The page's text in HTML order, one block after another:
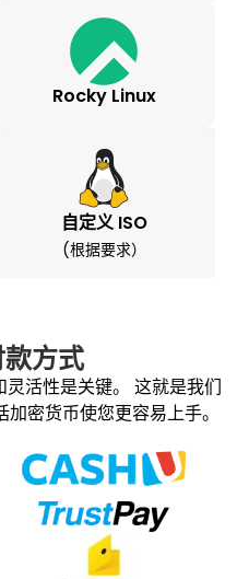
Rocky Linux
自定义 ISO
(根据要求）
方式
活性是关键。 这就是我们
密货币使您更容易上手。